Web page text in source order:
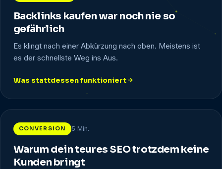
Backlinks kaufen war noch nie so
gefährlich
Es klingt nach einer Abkürzung nach oben. Meistens ist
es der schnellste Weg ins Aus.
Was stattdessen funktioniert
: Backlinks kaufen war noch nie so gefährlich
CONVERSION 5 Min.
Warum dein teures SEO trotzdem keine
Kunden bringt